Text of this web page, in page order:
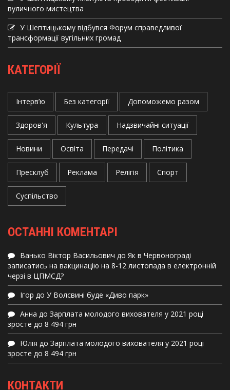
вуличного мистецтва
У Шептицькому відбувся Форум справедливої
трансформації вугільних громад
КАТЕГОРІЇ
Інтерв’ю Без категорії Допоможемо разом
Здоров'я Культура Надзвичайні ситуації
Новини Освіта Передачі Політика
Пресклуб Реклама Релігія Спорт
Суспільство
ОСТАННІ КОМЕНТАРІ
Ванько Віктор Васильович до Як в Червонограді
записатись на вакцинацію на 8-12 листопада в електронній
черзі в ЦПМСД?
Ігор до У Волсвині буде «Диво парк»
Анна до Зарплата молодого вихователя у 2021 році
зросте до 8 494 грн
Юлія до Зарплата молодого вихователя у 2021 році
зросте до 8 494 грн
КОНТАКТИ